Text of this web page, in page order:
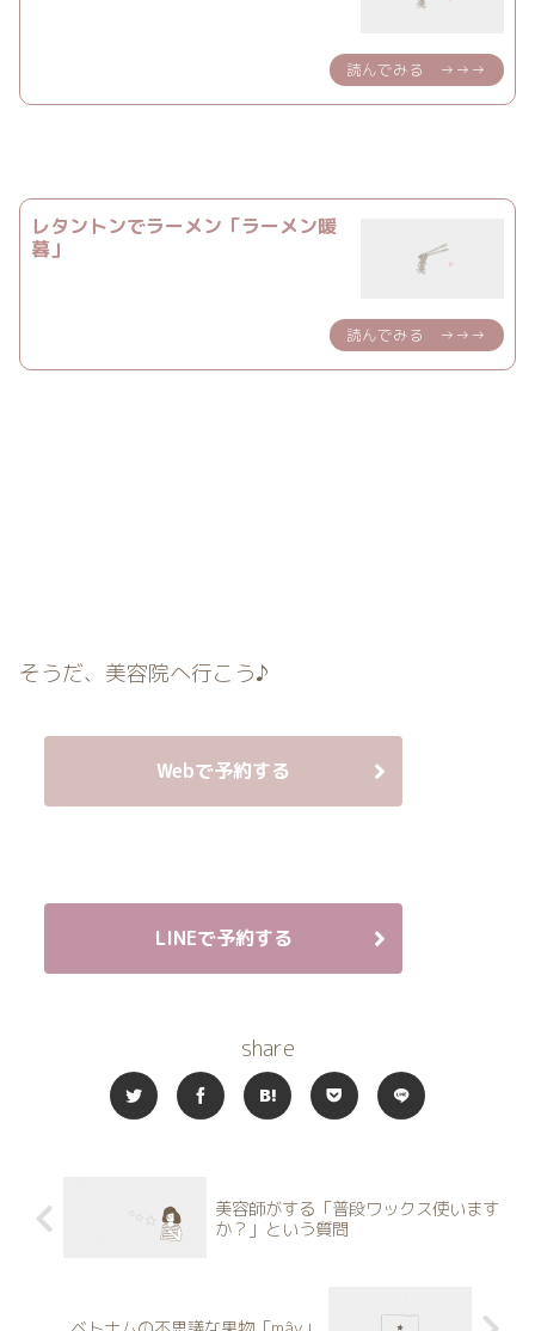
レタントンでラーメン「ラーメン暖
暮」
そうだ、美容院へ行こう♪
Webで予約する
LINEで予約する
share
美容師がする「普段ワックス使います
か？」という質問